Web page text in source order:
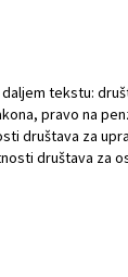
tekstu:
pravo na
društava za
društava za